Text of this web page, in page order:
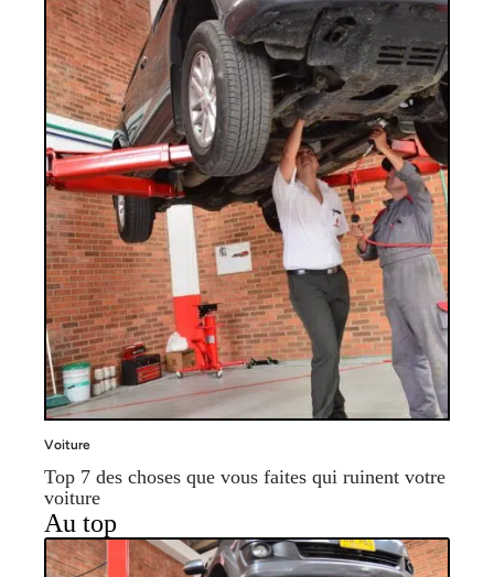
Voiture
Top 7 des choses que vous faites qui ruinent votre
voiture
Au top